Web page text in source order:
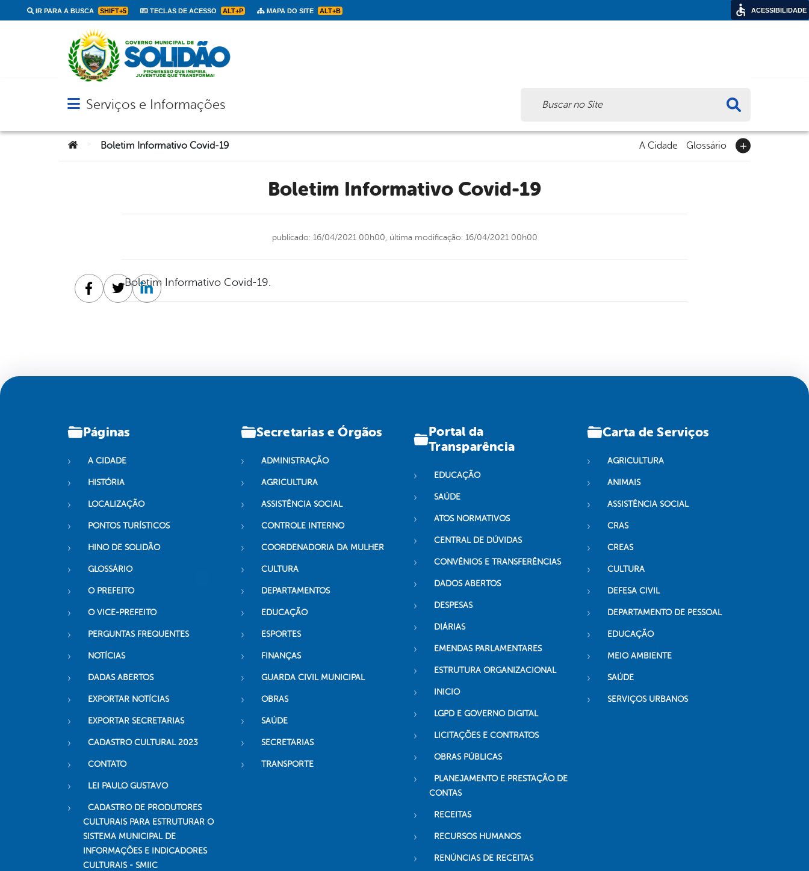
IR PARA A BUSCA SHIFT+5 TECLAS DE ACESSO ALT+P MAPA DO SITE ALT+B
Abrir menu principal de navegação
Serviços e Informações
Você está aqui:Boletim Informativo Covid-19 A Cidade Glossário
Boletim Informativo Covid-19
publicado: 16/04/2021 00h00, última modificação: 16/04/2021 00h00
Boletim Informativo Covid-19.
Facebook
TwitterLinkedin
Páginas
A CIDADE
HISTÓRIA
LOCALIZAÇÃO
PONTOS TURÍSTICOS
HINO DE SOLIDÃO
GLOSSÁRIO
O PREFEITO
O VICE-PREFEITO
PERGUNTAS FREQUENTES
NOTÍCIAS
DADAS ABERTOS
EXPORTAR NOTÍCIAS
EXPORTAR SECRETARIAS
CADASTRO CULTURAL 2023
CONTATO
LEI PAULO GUSTAVO
CADASTRO DE PRODUTORES
CULTURAIS PARA ESTRUTURAR O
SISTEMA MUNICIPAL DE
INFORMAÇÕES E INDICADORES
CULTURAIS - SMIIC
Secretarias e Órgãos
ADMINISTRAÇÃO
AGRICULTURA
ASSISTÊNCIA SOCIAL
CONTROLE INTERNO
COORDENADORIA DA MULHER
CULTURA
DEPARTAMENTOS
EDUCAÇÃO
ESPORTES
FINANÇAS
GUARDA CIVIL MUNICIPAL
OBRAS
SAÚDE
SECRETARIAS
TRANSPORTE
Portal da
Transparência
EDUCAÇÃO
SAÚDE
ATOS NORMATIVOS
CENTRAL DE DÚVIDAS
CONVÊNIOS E TRANSFERÊNCIAS
DADOS ABERTOS
DESPESAS
DIÁRIAS
EMENDAS PARLAMENTARES
ESTRUTURA ORGANIZACIONAL
INICIO
LGPD E GOVERNO DIGITAL
LICITAÇÕES E CONTRATOS
OBRAS PÚBLICAS
PLANEJAMENTO E PRESTAÇÃO DE
CONTAS
RECEITAS
RECURSOS HUMANOS
RENÚNCIAS DE RECEITAS
Carta de Serviços
AGRICULTURA
ANIMAIS
ASSISTÊNCIA SOCIAL
CRAS
CREAS
CULTURA
DEFESA CIVIL
DEPARTAMENTO DE PESSOAL
EDUCAÇÃO
MEIO AMBIENTE
SAÚDE
SERVIÇOS URBANOS
ACESSIBILIDADE